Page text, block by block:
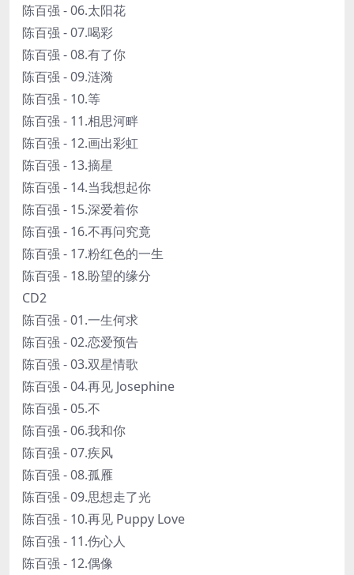
陈百强 - 06.太阳花
陈百强 - 07.喝彩
陈百强 - 08.有了你
陈百强 - 09.涟漪
陈百强 - 10.等
陈百强 - 11.相思河畔
陈百强 - 12.画出彩虹
陈百强 - 13.摘星
陈百强 - 14.当我想起你
陈百强 - 15.深爱着你
陈百强 - 16.不再问究竟
陈百强 - 17.粉红色的一生
陈百强 - 18.盼望的缘分
CD2
陈百强 - 01.一生何求
陈百强 - 02.恋爱预告
陈百强 - 03.双星情歌
陈百强 - 04.再见 Josephine
陈百强 - 05.不
陈百强 - 06.我和你
陈百强 - 07.疾风
陈百强 - 08.孤雁
陈百强 - 09.思想走了光
陈百强 - 10.再见 Puppy Love
陈百强 - 11.伤心人
陈百强 - 12.偶像